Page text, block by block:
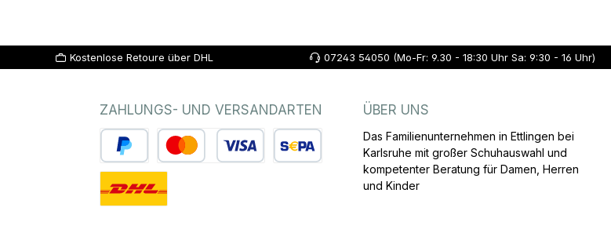
Kostenlose Retoure über DHL 07243 54050 (Mo-Fr: 9.30 - 18:30 Uhr Sa: 9:30 - 16 Uhr)
ZAHLUNGS- UND VERSANDARTEN
PayPal Kredit- oder Debitkarte
ÜBER UNS
Das Familienunternehmen in Ettlingen bei
Karlsruhe mit großer Schuhauswahl und
kompetenter Beratung für Damen, Herren
und Kinder